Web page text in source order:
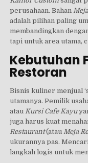
perusahaan. Bahan
adalah pilihan paling
membandingkan
tapi untuk area utama,
Kebutuhan
Restoran
Bisnis kuliner menjual
utamanya. Pemilik
atauKursi Cafe Kayu
juga harus kuat
Restaurant(atauMeja
ukurannya pas.
langkah logis untuk